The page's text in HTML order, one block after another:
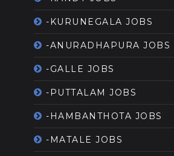
-KURUNEGALA JOBS
-ANURADHAPURA JOBS
-GALLE JOBS
-PUTTALAM JOBS
-HAMBANTHOTA JOBS
-MATALE JOBS